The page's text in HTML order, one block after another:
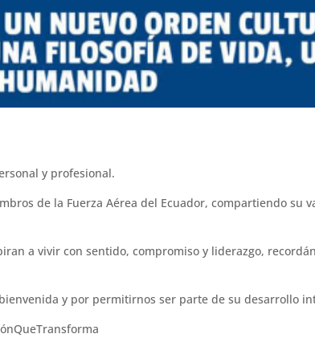
y profesional.
de la Fuerza Aérea del Ecuador, compartiendo su
a vivir con sentido, compromiso y liderazgo,
y por permitirnos ser parte de su desarrollo